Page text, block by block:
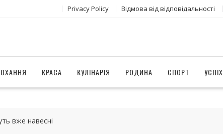
Privacy Policy Відмова від відповідальності
КРАСА КУЛІНАРІЯ РОДИНА СПОРТ УСПІХ
вже навесні